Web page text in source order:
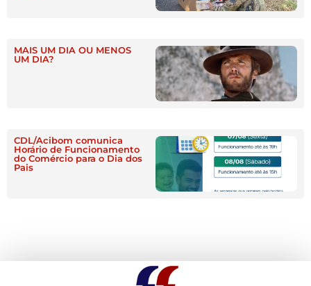
MAIS UM DIA OU MENOS
UM DIA?
CDL/Acibom comunica
Horário de Funcionamento
do Comércio para o Dia dos
Pais